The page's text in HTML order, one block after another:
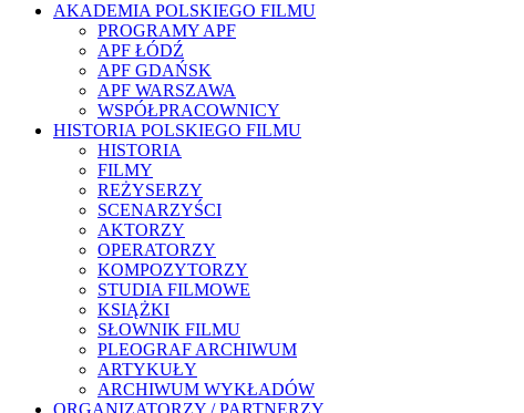
AKADEMIA POLSKIEGO FILMU
PROGRAMY APF
APF ŁÓDŹ
APF GDAŃSK
APF WARSZAWA
WSPÓŁPRACOWNICY
HISTORIA POLSKIEGO FILMU
HISTORIA
FILMY
REŻYSERZY
SCENARZYŚCI
AKTORZY
OPERATORZY
KOMPOZYTORZY
STUDIA FILMOWE
KSIĄŻKI
SŁOWNIK FILMU
PLEOGRAF ARCHIWUM
ARTYKUŁY
ARCHIWUM WYKŁADÓW